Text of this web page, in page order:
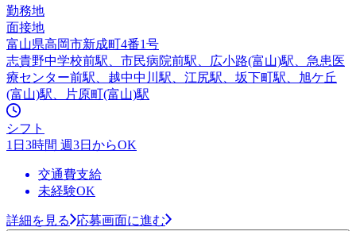
勤務地
面接地
富山県高岡市新成町4番1号
志貴野中学校前駅、市民病院前駅、広小路(富山)駅、急患医
療センター前駅、越中中川駅、江尻駅、坂下町駅、旭ケ丘
(富山)駅、片原町(富山)駅
シフト
1日3時間 週3日からOK
交通費支給
未経験OK
詳細を見る 応募画面に進む